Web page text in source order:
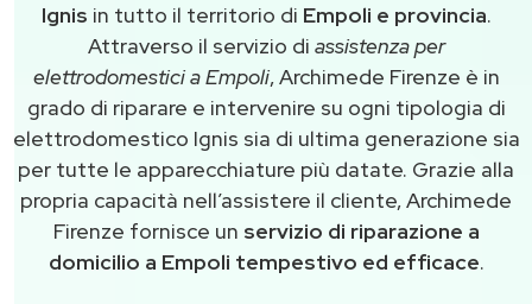
Ignis in tutto il territorio di Empoli e provincia.
Attraverso il servizio di assistenza per
elettrodomestici a Empoli, Archimede Firenze è in
grado di riparare e intervenire su ogni tipologia di
elettrodomestico Ignis sia di ultima generazione sia
per tutte le apparecchiature più datate. Grazie alla
propria capacità nell’assistere il cliente, Archimede
Firenze fornisce un servizio di riparazione a
domicilio a Empoli tempestivo ed efficace.